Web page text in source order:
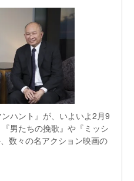
ハント』が、いよいよ2月9
男たちの挽歌』や『ミッシ
数々の名アクション映画の